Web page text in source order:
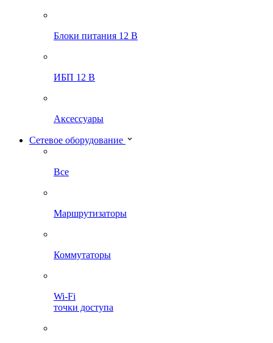
Блоки питания 12 В
ИБП 12 В
Аксессуары
Сетевое оборудование
Все
Маршрутизаторы
Коммутаторы
Wi-Fi
точки доступа